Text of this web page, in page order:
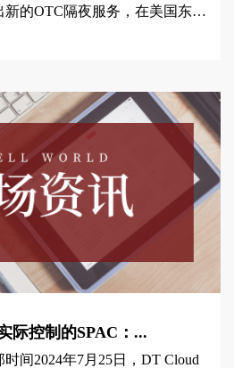
新的OTC隔夜服务，在美国东部
际控制的SPAC：...
时间2024年7月25日，DT Cloud